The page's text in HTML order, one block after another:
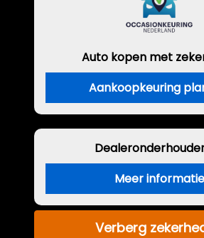
Auto kopen met
Aankoopkeuring
Meer informatie
Verberg